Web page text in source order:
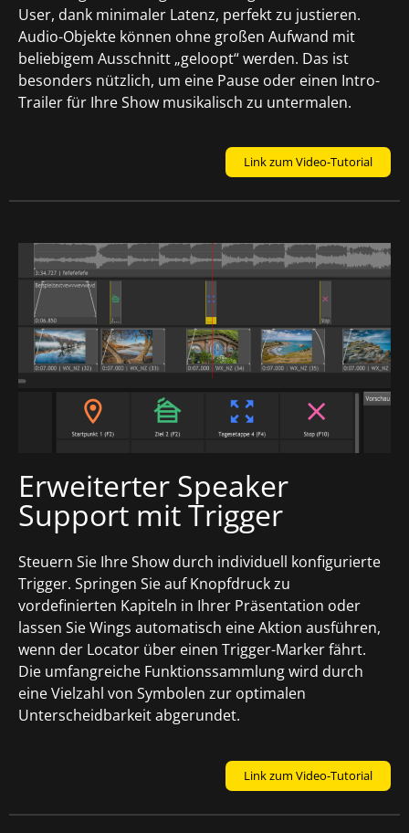
User, dank minimaler Latenz, perfekt zu justieren.
Audio-Objekte können ohne großen Aufwand mit
beliebigem Ausschnitt „geloopt“ werden. Das ist
besonders nützlich, um eine Pause oder einen Intro-
Trailer für Ihre Show musikalisch zu untermalen.
Link zum Video-Tutorial
Erweiterter Speaker
Support mit Trigger
Steuern Sie Ihre Show durch individuell konfigurierte
Trigger. Springen Sie auf Knopfdruck zu
vordefinierten Kapiteln in Ihrer Präsentation oder
lassen Sie Wings automatisch eine Aktion ausführen,
wenn der Locator über einen Trigger-Marker fährt.
Die umfangreiche Funktionssammlung wird durch
eine Vielzahl von Symbolen zur optimalen
Unterscheidbarkeit abgerundet.
Link zum Video-Tutorial